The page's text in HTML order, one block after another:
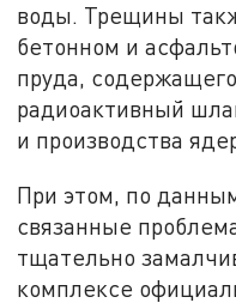
воды. Трещины
бетонном и
пруда,
радиоактивный
и производства
При этом, по
связанные
тщательно
комплексе